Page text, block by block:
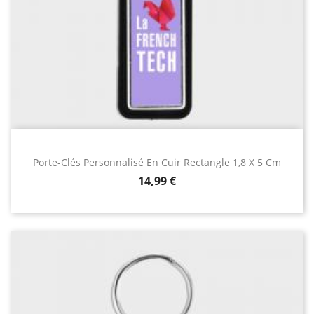
Porte-Clés Personnalisé En Cuir Rectangle 1,8 X 5 Cm
Prix
14,99 €